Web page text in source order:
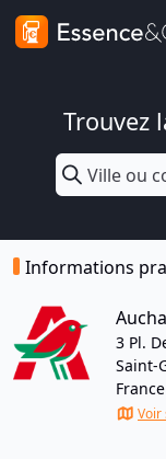
Trouvez
Informations
3 Pl.
Saint-
France
Voir